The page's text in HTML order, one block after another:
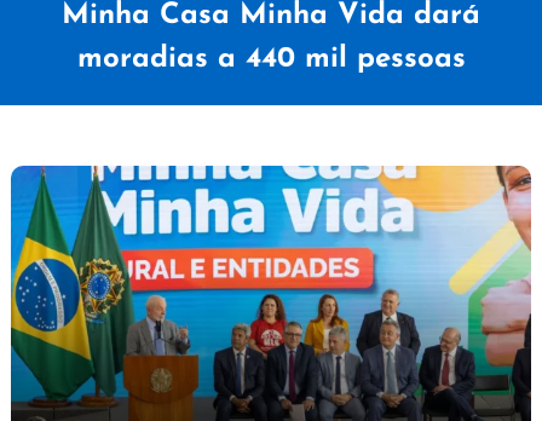
Minha Casa Minha Vida dará
moradias a 440 mil pessoas